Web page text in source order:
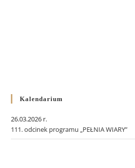
Kalendarium
26.03.2026 r.
111. odcinek programu „PEŁNIA WIARY”